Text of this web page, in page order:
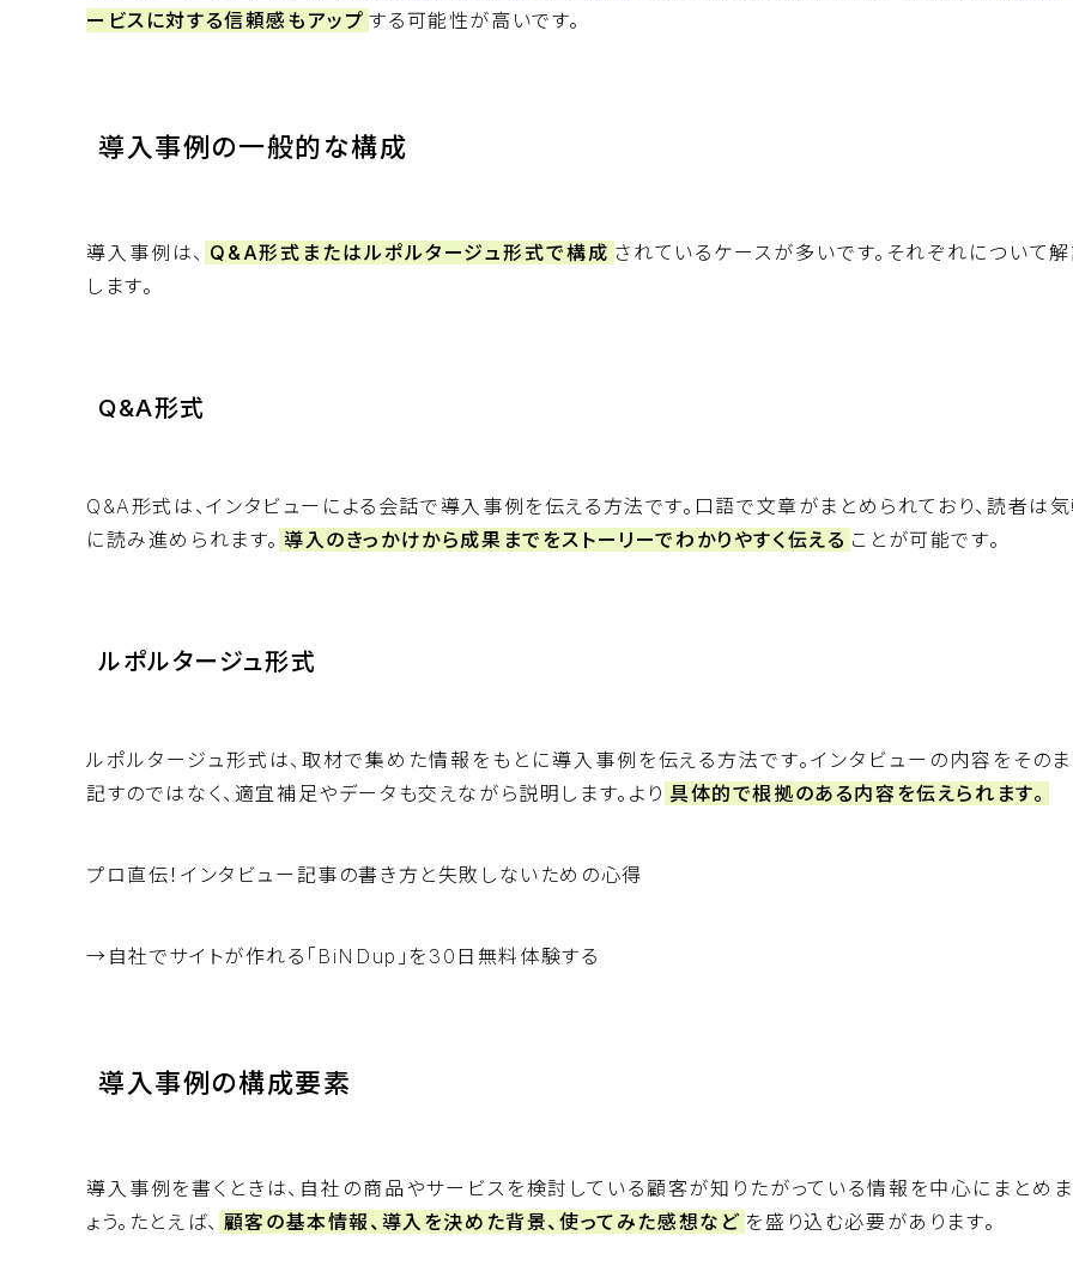
ービスに対する信頼感もアップ する可能性が高いです。
導入事例の一般的な構成
導入事例は、 Q&A形式またはルポルタージュ形式で構成 されているケースが多いです。それぞれについて
します。
Q&A形式
Q&A形式は、インタビューによる会話で導入事例を伝える方法です。口語で文章がまとめられており、読者は
に読み進められます。 導入のきっかけから成果までをストーリーでわかりやすく伝える ことが可能です。
ルポルタージュ形式
ルポルタージュ形式は、取材で集めた情報をもとに導入事例を伝える方法です。インタビューの内容をその
記すのではなく、適宜補足やデータも交えながら説明します。より 具体的で根拠のある内容を伝えられます。
プロ直伝！インタビュー記事の書き方と失敗しないための心得
→自社でサイトが作れる「BiNDup」を30日無料体験する
導入事例の構成要素
導入事例を書くときは、自社の商品やサービスを検討している顧客が知りたがっている情報を中心にまとめ
ょう。たとえば、 顧客の基本情報、導入を決めた背景、使ってみた感想など を盛り込む必要があります。